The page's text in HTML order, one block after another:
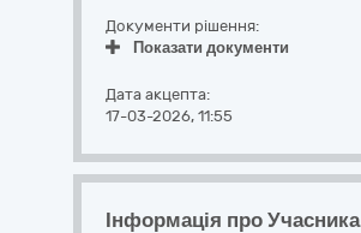
Документи рішення:
Показати документи
Дата акцепта:
17-03-2026, 11:55
Інформація про Учасника